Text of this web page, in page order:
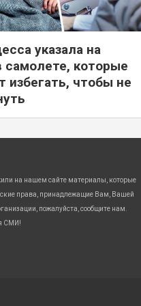
указала на
самолете, которые
избегать, чтобы не
на нашем сайте материалы, которые
права, принадлежащие Вам, Вашей
пожалуйста, сообщите нам.
СМИ!